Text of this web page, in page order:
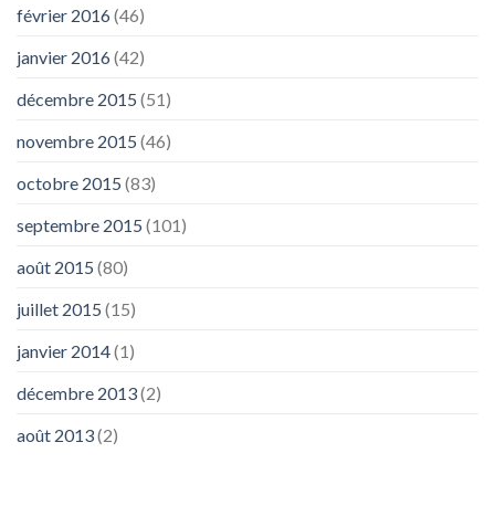
février 2016(46)
janvier 2016(42)
décembre 2015 (51)
novembre 2015 (46)
octobre 2015 (83)
septembre 2015 (101)
août 2015 (80)
juillet 2015 (15)
janvier 2014(1)
décembre 2013(2)
août 2013(2)